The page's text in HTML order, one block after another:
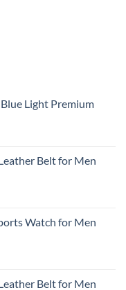
Light Premium
Belt for Men
Watch for Men
Belt for Men